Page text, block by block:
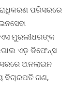
ପରିସରରେ
ମୁରଲୀଧରଙ୍କ
ଏଡ଼ ଡିଫେନ୍ସ
ଅନଲାଇନ
ବିଚାରପତି ଗଣ,